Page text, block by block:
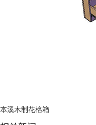
本溪木制花格箱